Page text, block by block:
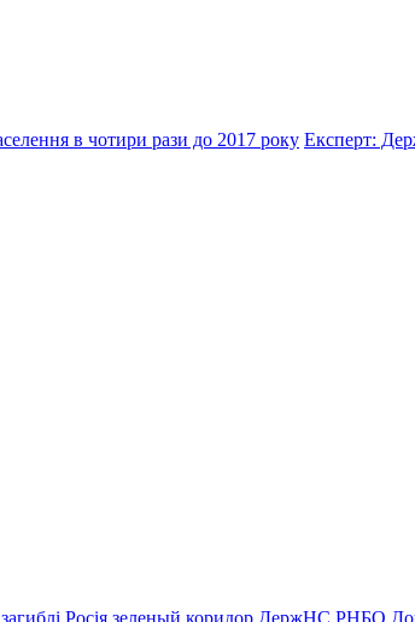
в чотири рази до 2017 року Експерт:
загиблі Росія зеленый коридор ДержНС РНБО